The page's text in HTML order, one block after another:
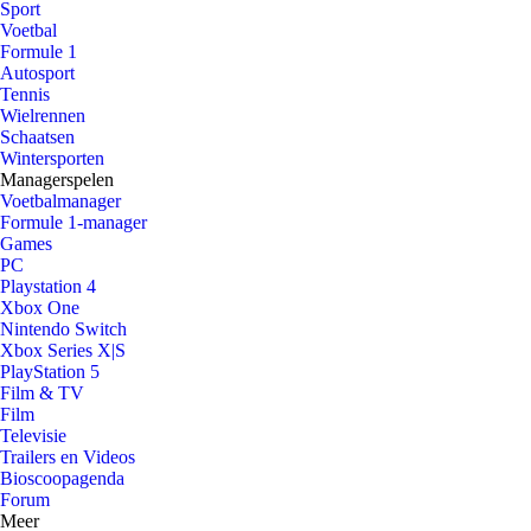
Sport
Voetbal
Formule 1
Autosport
Tennis
Wielrennen
Schaatsen
Wintersporten
Managerspelen
Voetbalmanager
Formule 1-manager
Games
PC
Playstation 4
Xbox One
Nintendo Switch
Xbox Series X|S
PlayStation 5
Film & TV
Film
Televisie
Trailers en Videos
Bioscoopagenda
Forum
Meer